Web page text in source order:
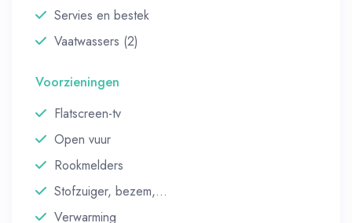
Servies en bestek
Vaatwassers (2)
Voorzieningen
Flatscreen-tv
Open vuur
Rookmelders
Stofzuiger, bezem,...
Verwarming